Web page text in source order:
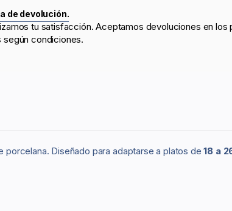
de devolución.
tu satisfacción. Aceptamos devoluciones en los
condiciones.
Diseñado para adaptarse a platos de18 a